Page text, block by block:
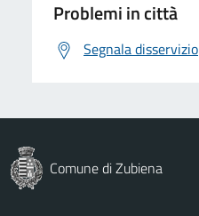
Problemi in città
Segnala disservizio
Comune di Zubiena